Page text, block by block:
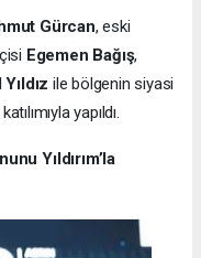
Gürcan, eski
Egemen Bağış,
ile bölgenin siyasi
yapıldı.
Yıldırım’la